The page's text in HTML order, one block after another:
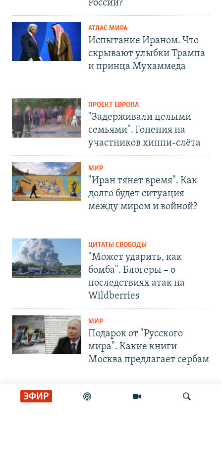
ЭФИР
России?
АТЛАС МИРА
Испытание Ираном. Что
скрывают улыбки Трампа
и принца Мухаммеда
ПРОЕКТ ЕВРОПА
"Задерживали целыми
семьями". Гонения на
участников хиппи-слёта
МИР
"Иран тянет время". Как
долго будет ситуация
между миром и войной?
ЦИТАТЫ СВОБОДЫ
"Может ударить, как
бомба". Блогеры – о
последствиях атак на
Wildberries
МИР
Подарок от "Русского
мира". Какие книги
Москва предлагает сербам
СОЦИАЛЬНЫЕ СЕТИ